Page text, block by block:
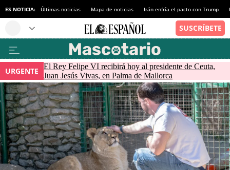
ES NOTICIA: Últimas noticias Mapa de noticias Irán enfría el pacto con Trump
URGENTE
El Rey Felipe VI recibirá hoy al presidente de Ceuta,
Juan Jesús Vivas, en Palma de Mallorca